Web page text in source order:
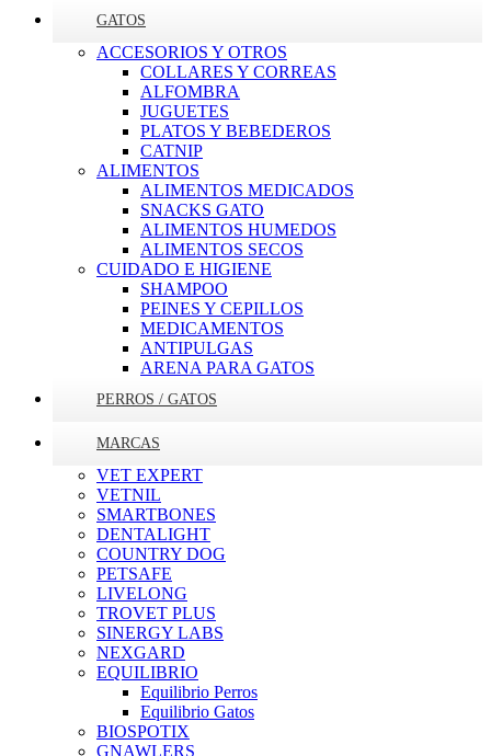
GATOS
ACCESORIOS Y OTROS
COLLARES Y CORREAS
ALFOMBRA
JUGUETES
PLATOS Y BEBEDEROS
CATNIP
ALIMENTOS
ALIMENTOS MEDICADOS
SNACKS GATO
ALIMENTOS HUMEDOS
ALIMENTOS SECOS
CUIDADO E HIGIENE
SHAMPOO
PEINES Y CEPILLOS
MEDICAMENTOS
ANTIPULGAS
ARENA PARA GATOS
PERROS / GATOS
MARCAS
VET EXPERT
VETNIL
SMARTBONES
DENTALIGHT
COUNTRY DOG
PETSAFE
LIVELONG
TROVET PLUS
SINERGY LABS
NEXGARD
EQUILIBRIO
Equilibrio Perros
Equilibrio Gatos
BIOSPOTIX
GNAWLERS